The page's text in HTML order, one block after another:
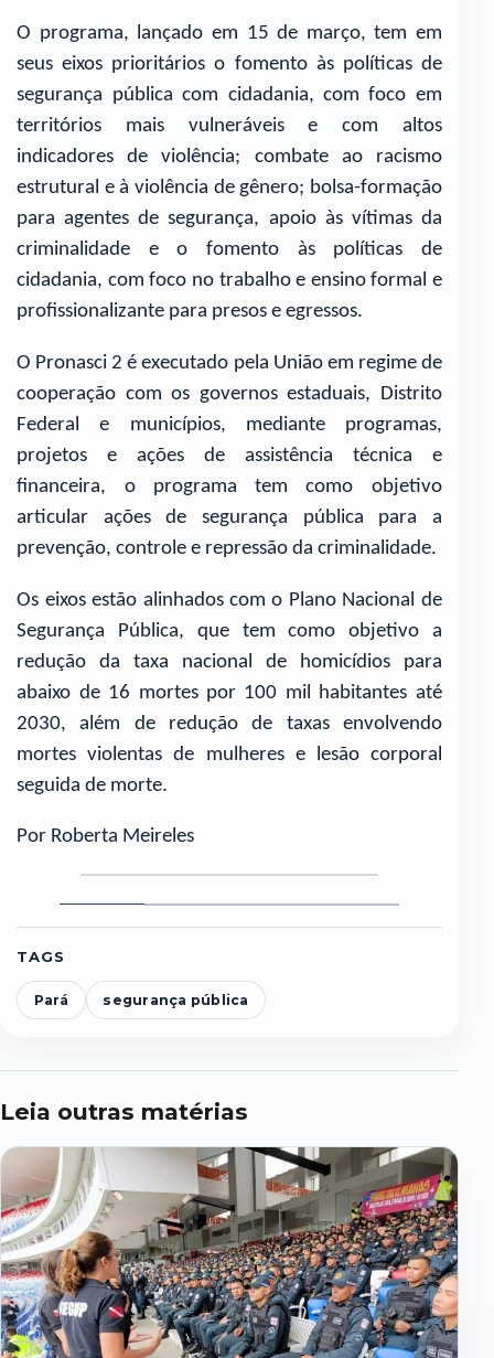
O programa, lançado em 15 de março, tem em
seus eixos prioritários o fomento às políticas de
segurança pública com cidadania, com foco em
territórios mais vulneráveis e com altos
indicadores de violência; combate ao racismo
estrutural e à violência de gênero; bolsa-formação
para agentes de segurança, apoio às vítimas da
criminalidade e o fomento às políticas de
cidadania, com foco no trabalho e ensino formal e
profissionalizante para presos e egressos.
O Pronasci 2 é executado pela União em regime de
cooperação com os governos estaduais, Distrito
Federal e municípios, mediante programas,
projetos e ações de assistência técnica e
financeira, o programa tem como objetivo
articular ações de segurança pública para a
prevenção, controle e repressão da criminalidade.
Os eixos estão alinhados com o Plano Nacional de
Segurança Pública, que tem como objetivo a
redução da taxa nacional de homicídios para
abaixo de 16 mortes por 100 mil habitantes até
2030, além de redução de taxas envolvendo
mortes violentas de mulheres e lesão corporal
seguida de morte.
Por Roberta Meireles
Foto
1
Foto
2
Foto
3
Foto
4
TAGS
Pará segurança pública
Leia outras matérias